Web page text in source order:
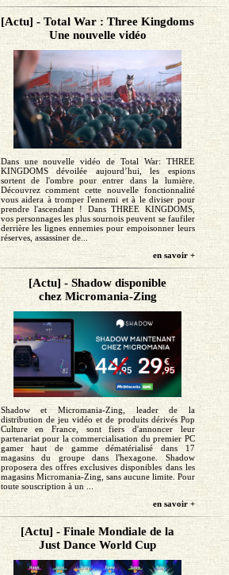
[Actu] - Total War : Three Kingdoms
Une nouvelle vidéo
Dans une nouvelle vidéo de Total War: THREE
KINGDOMS dévoilée aujourd’hui, les espions
sortent de l'ombre pour entrer dans la lumière.
Découvrez comment cette nouvelle fonctionnalité
vous aidera à tromper l'ennemi et à le diviser pour
prendre l'ascendant ! Dans THREE KINGDOMS,
vos personnages les plus sournois peuvent se faufiler
derrière les lignes ennemies pour empoisonner leurs
réserves, assassiner de...
en savoir +
[Actu] - Shadow disponible
chez Micromania-Zing
Shadow et Micromania-Zing, leader de la
distribution de jeu vidéo et de produits dérivés Pop
Culture en France, sont fiers d'annoncer leur
partenariat pour la commercialisation du premier PC
gamer haut de gamme dématérialisé dans 17
magasins du groupe dans l'hexagone. Shadow
proposera des offres exclusives disponibles dans les
magasins Micromania-Zing, sans aucune limite. Pour
toute souscription à un ...
en savoir +
[Actu] - Finale Mondiale de la
Just Dance World Cup